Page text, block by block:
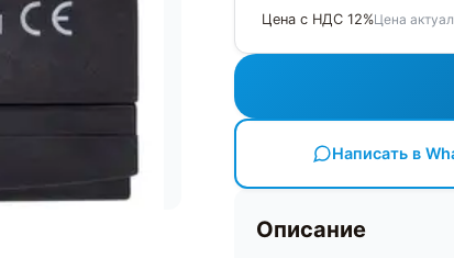
Цена с НДС 12%Цена
Написать в
Описание